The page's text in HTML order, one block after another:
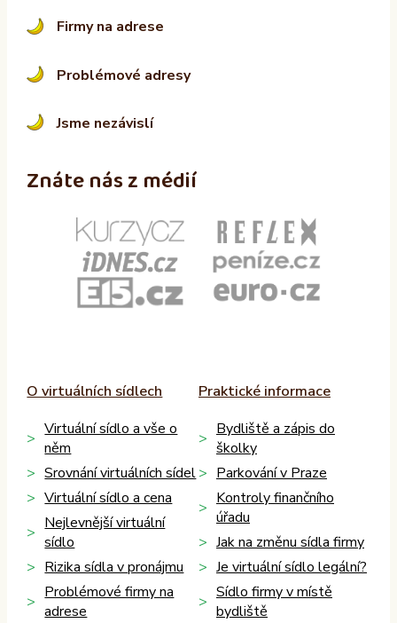
Firmy na adrese
Problémové adresy
Jsme nezávislí
Znáte nás z médií
O virtuálních sídlech
Virtuální sídlo a vše o
něm
Srovnání virtuálních sídel
Virtuální sídlo a cena
Nejlevnější virtuální
sídlo
Rizika sídla v pronájmu
Problémové firmy na
adrese
Praktické informace
Bydliště a zápis do
školky
Parkování v Praze
Kontroly finančního
úřadu
Jak na změnu sídla firmy
Je virtuální sídlo legální?
Sídlo firmy v místě
bydliště